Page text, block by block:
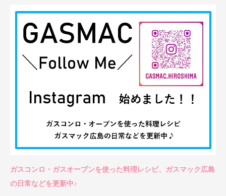
ガスコンロ・ガスオーブンを使った料理レシピ、ガスマック広島
の日常などを更新中♪